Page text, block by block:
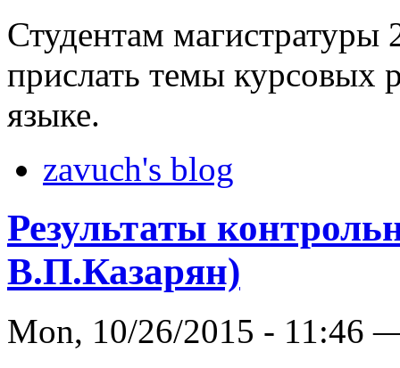
Студентам магистратуры
прислать темы курсовых
языке.
zavuch's blog
Результаты
В.П.Казарян)
Mon, 10/26/2015 - 11:46